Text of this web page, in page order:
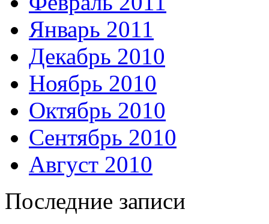
Январь 2011
Декабрь 2010
Ноябрь 2010
Октябрь 2010
Сентябрь 2010
Август 2010
Последние записи